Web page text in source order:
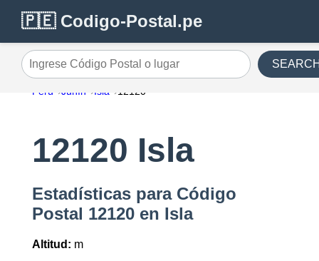
🇵🇪 Codigo-Postal.pe
Ingrese Código Postal o lugar
Perú Junín Isla 12120
12120 Isla
Estadísticas para Código
Postal 12120 en Isla
Altitud: m